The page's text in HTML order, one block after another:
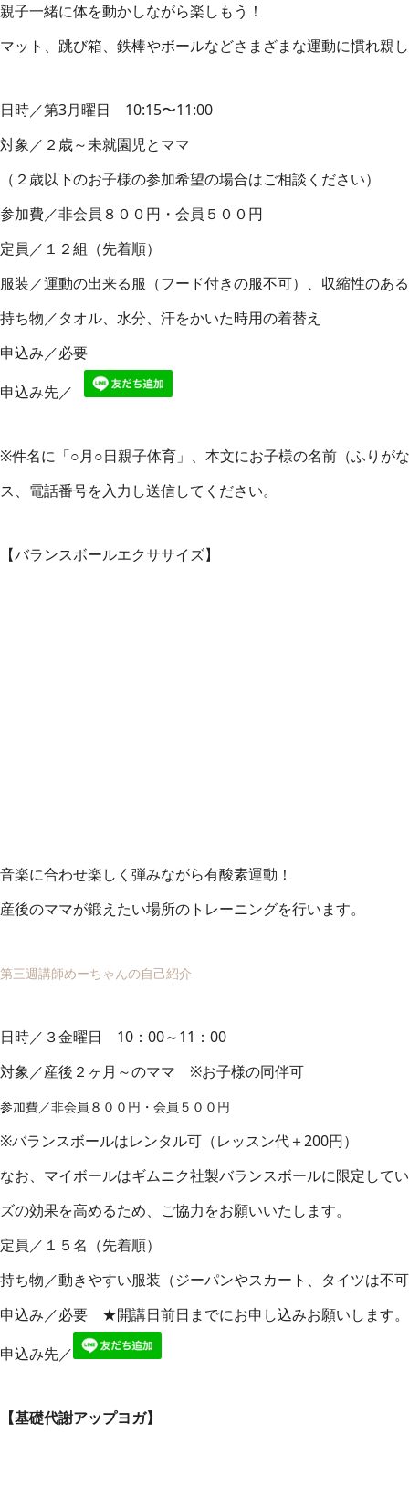
親子一緒に体を動かしながら楽しもう！
マット、跳び箱、鉄棒やボールなどさまざまな運動に慣れ親
日時／第3月曜日 10:15〜11:00
対象／２歳～未就園児とママ
（２歳以下のお子様の参加希望の場合はご相談ください）
参加費／非会員８００円・会員５００円
定員／１２組（先着順）
服装／運動の出来る服（フード付きの服不可）、収縮性のあ
持ち物／タオル、水分、汗をかいた時用の着替え
申込み／必要
申込み先／
※件名に「○月○日親子体育」、本文にお子様の名前（ふりが
ス、電話番号を入力し送信してください。
【バランスボールエクササイズ】
音楽に合わせ楽しく弾みながら有酸素運動！
産後のママが鍛えたい場所のトレーニングを行います。
第三週講師めーちゃんの自己紹介
日時／３金曜日 10：00～11：00
対象／産後２ヶ月～のママ ※お子様の同伴可
参加費／非会員８００円・会員５００円
※バランスボールはレンタル可（レッスン代＋200円）
なお、マイボールはギムニク社製バランスボールに限定して
ズの効果を高めるため、ご協力をお願いいたします。
定員／１５名（先着順）
持ち物／動きやすい服装（ジーパンやスカート、タイツは不
申込み／必要 ★開講日前日までにお申し込みお願いします。
申込み先／
【基礎代謝アップヨガ】